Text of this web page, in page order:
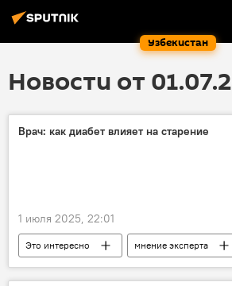
Узбекистан
Новости от
Врач: как диабет влияет на старение
1 июля 2025, 22:01
Это интересно
мнение эксперта
диабет
здоровье старение